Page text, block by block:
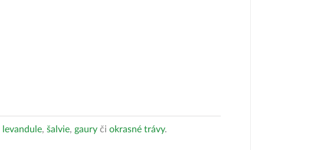
levandule, šalvie, gaury či okrasné trávy.